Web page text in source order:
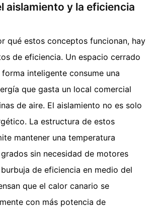
aislamiento y la eficiencia
qué estos conceptos funcionan, hay
de eficiencia. Un espacio cerrado
inteligente consume una
que gasta un local comercial
de aire. El aislamiento no es solo
La estructura de estos
mantener una temperatura
sin necesidad de motores
de eficiencia en medio del
que el calor canario se
con más potencia de